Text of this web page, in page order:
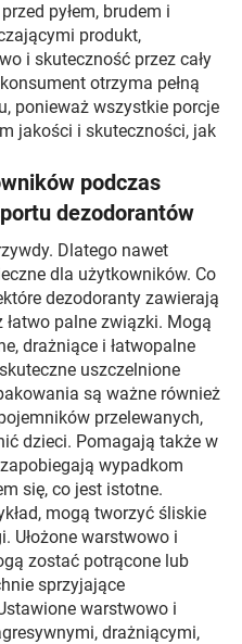
pyłem, brudem i
produkt,
i skuteczność przez cały
otrzyma pełną
ponieważ wszystkie porcje
jakości i skuteczności, jak
podczas
dezodorantów
Dlatego nawet
dla użytkowników. Co
dezodoranty zawierają
łatwo palne związki. Mogą
drażniące i łatwopalne
uszczelnione
są ważne również
przelewanych,
dzieci. Pomagają także w
wypadkom
się, co jest istotne.
mogą tworzyć śliskie
Ułożone warstwowo i
zostać potrącone lub
sprzyjające
warstwowo i
drażniącymi,